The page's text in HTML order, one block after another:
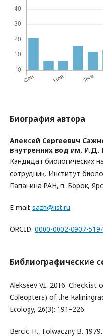
Биография автора
Алексей Сергеевич
внутренних вод им. И.Д.
Кандидат биологических
сотрудник, Институт
Папанина РАН, п. Борок,
E-mail: sazh@list.ru
ORCID: 0000-0002-0907-
Библиографические
Alekseev V.I. 2016. Checklist
Coleoptera) of the
Ecology, 26(3): 191–226.
Bercio H., Folwaczny B.